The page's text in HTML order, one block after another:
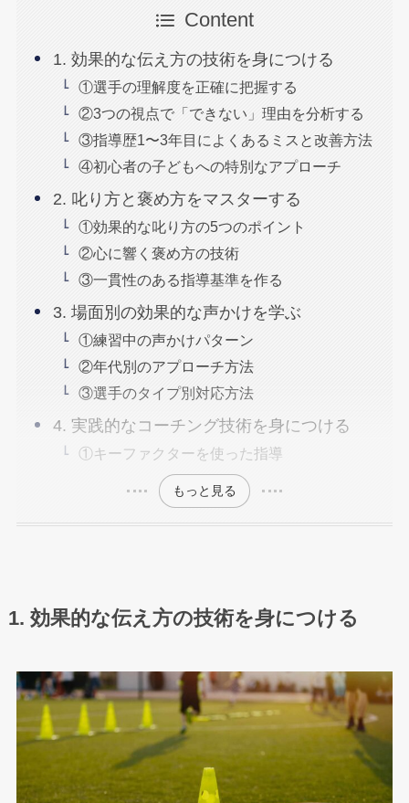
Content
1. 効果的な伝え方の技術を身につける
①選手の理解度を正確に把握する
②3つの視点で「できない」理由を分析する
③指導歴1〜3年目によくあるミスと改善方法
④初心者の子どもへの特別なアプローチ
2. 叱り方と褒め方をマスターする
①効果的な叱り方の5つのポイント
②心に響く褒め方の技術
③一貫性のある指導基準を作る
3. 場面別の効果的な声かけを学ぶ
①練習中の声かけパターン
②年代別のアプローチ方法
③選手のタイプ別対応方法
4. 実践的なコーチング技術を身につける
①キーファクターを使った指導
もっと見る
1. 効果的な伝え方の技術を身につける